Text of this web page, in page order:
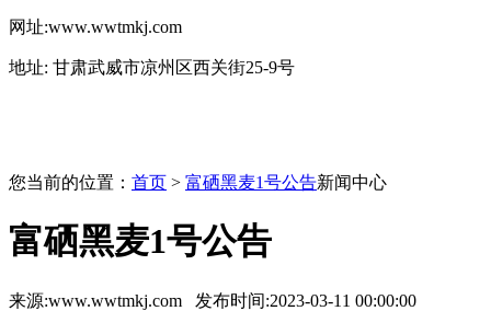
网址:www.wwtmkj.com
地址: 甘肃武威市凉州区西关街25-9号
您当前的位置： 首页 > 富硒黑麦1号公告新闻中心
富硒黑麦1号公告
来源:www.wwtmkj.com 发布时间:2023-03-11 00:00:00